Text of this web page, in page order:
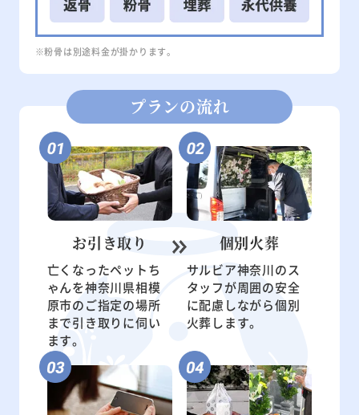
※粉骨は別途料金が掛かります。
プランの流れ
お引き取り
亡くなったペットち
ゃんを神奈川県相模
原市のご指定の場所
まで引き取りに伺い
ます。
個別火葬
サルビア神奈川のス
タッフが周囲の安全
に配慮しながら個別
火葬します。